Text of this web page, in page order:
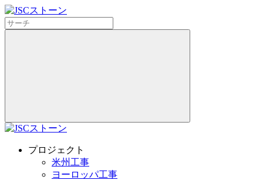
プロジェクト
米州工事
ヨーロッパ工事